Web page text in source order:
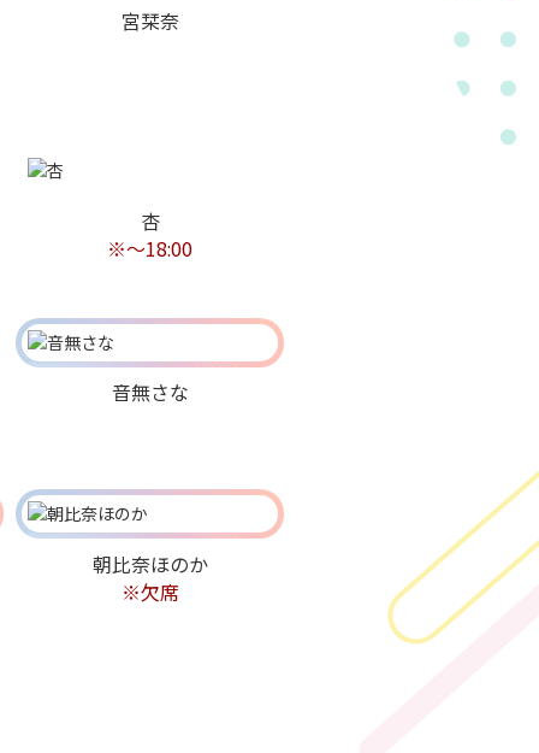
宮栞奈
杏
※〜18:00
音無さな
朝比奈ほのか
※欠席